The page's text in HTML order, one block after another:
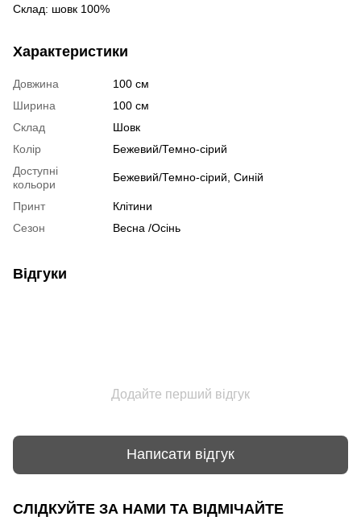
Склад: шовк 100%
Характеристики
Довжина
100 cм
Ширина
100 см
Склад
Шовк
Колір
Бежевий/Темно-сірий
Доступні
кольори
Бежевий/Темно-сірий, Синій
Принт
Клітини
Сезон
Весна /Осінь
Відгуки
Додайте перший відгук
Написати відгук
СЛІДКУЙТЕ ЗА НАМИ ТА ВІДМІЧАЙТЕ